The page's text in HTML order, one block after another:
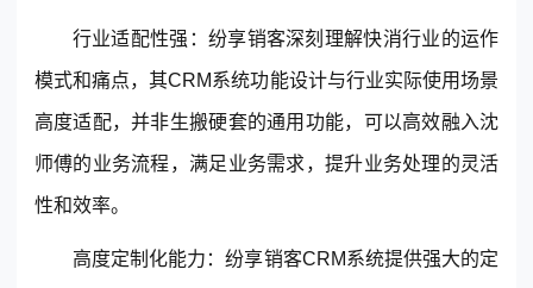
行业适配性强： 纷享销客深刻理解快消行业的运作
模式和痛点，其CRM系统功能设计与行业实际使用场景
高度适配，并非生搬硬套的通用功能，可以高效融入沈
师傅的业务流程，满足业务需求，提升业务处理的灵活
性和效率。
高度定制化能力：纷享销客CRM系统提供强大的定